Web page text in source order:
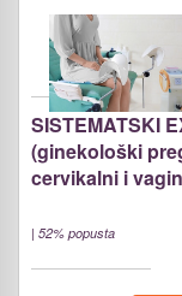
SISTEMATSKI
(ginekološki
cervikalni i
| 52% popusta